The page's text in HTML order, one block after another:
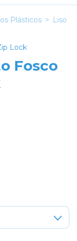
Plásticos > Liso
Lock
Fosco